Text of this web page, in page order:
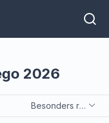
2026
Besonders relevant